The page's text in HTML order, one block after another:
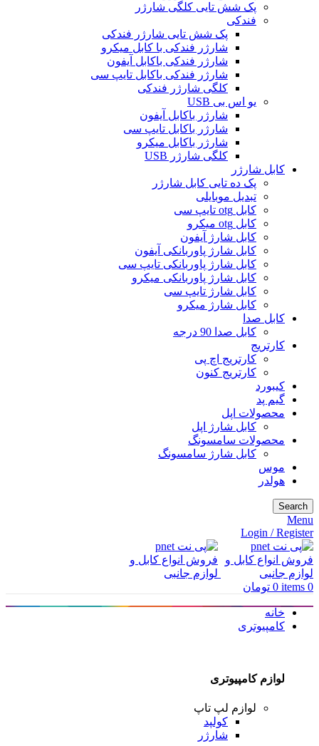
پک شش تایی کلگی شارژر
فندکی
پک شش تایی شارژر فندکی
شارژر فندکی با کابل میکرو
شارژر فندکی باکابل آیفون
شارژر فندکی باکابل تایپ سی
کلگی شارژر فندکی
یو اس بی USB
شارژر باکابل آیفون
شارژر باکابل تایپ سی
شارژر باکابل میکرو
کلگی شارژر USB
کابل شارژر
پک ده تایی کابل شارژر
تبدیل موبایلی
کابل otg تایپ سی
کابل otg میکرو
کابل شارژ آیفون
کابل شارژ پاوربانکی آیفون
کابل شارژ پاوربانکی تایپ سی
کابل شارژ پاوربانکی میکرو
کابل شارژ تایپ سی
کابل شارژ میکرو
کابل صدا
کابل صدا 90 درجه
کارتریج
کارتریج اچ پی
کارتریج کنون
کیبورد
گیم پد
محصولات اپل
کابل شارژ اپل
محصولات سامسونگ
کابل شارژ سامسونگ
موس
هولدر
Search
Menu
Login / Register
0
items
0 تومان
خانه
کامپیوتری
لوازم کامپیوتری
لوازم لپ تاپ
کولپد
شارژر